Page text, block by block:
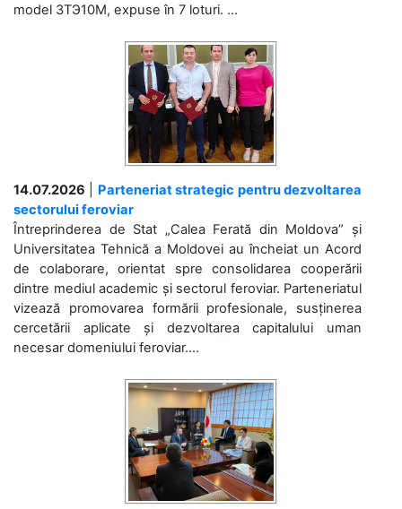
model 3ТЭ10М, expuse în 7 loturi. ...
14.07.2026
Parteneriat strategic pentru dezvoltarea
sectorului feroviar
Întreprinderea de Stat „Calea Ferată din Moldova” și
Universitatea Tehnică a Moldovei au încheiat un Acord
de colaborare, orientat spre consolidarea cooperării
dintre mediul academic și sectorul feroviar. Parteneriatul
vizează promovarea formării profesionale, susținerea
cercetării aplicate și dezvoltarea capitalului uman
necesar domeniului feroviar....